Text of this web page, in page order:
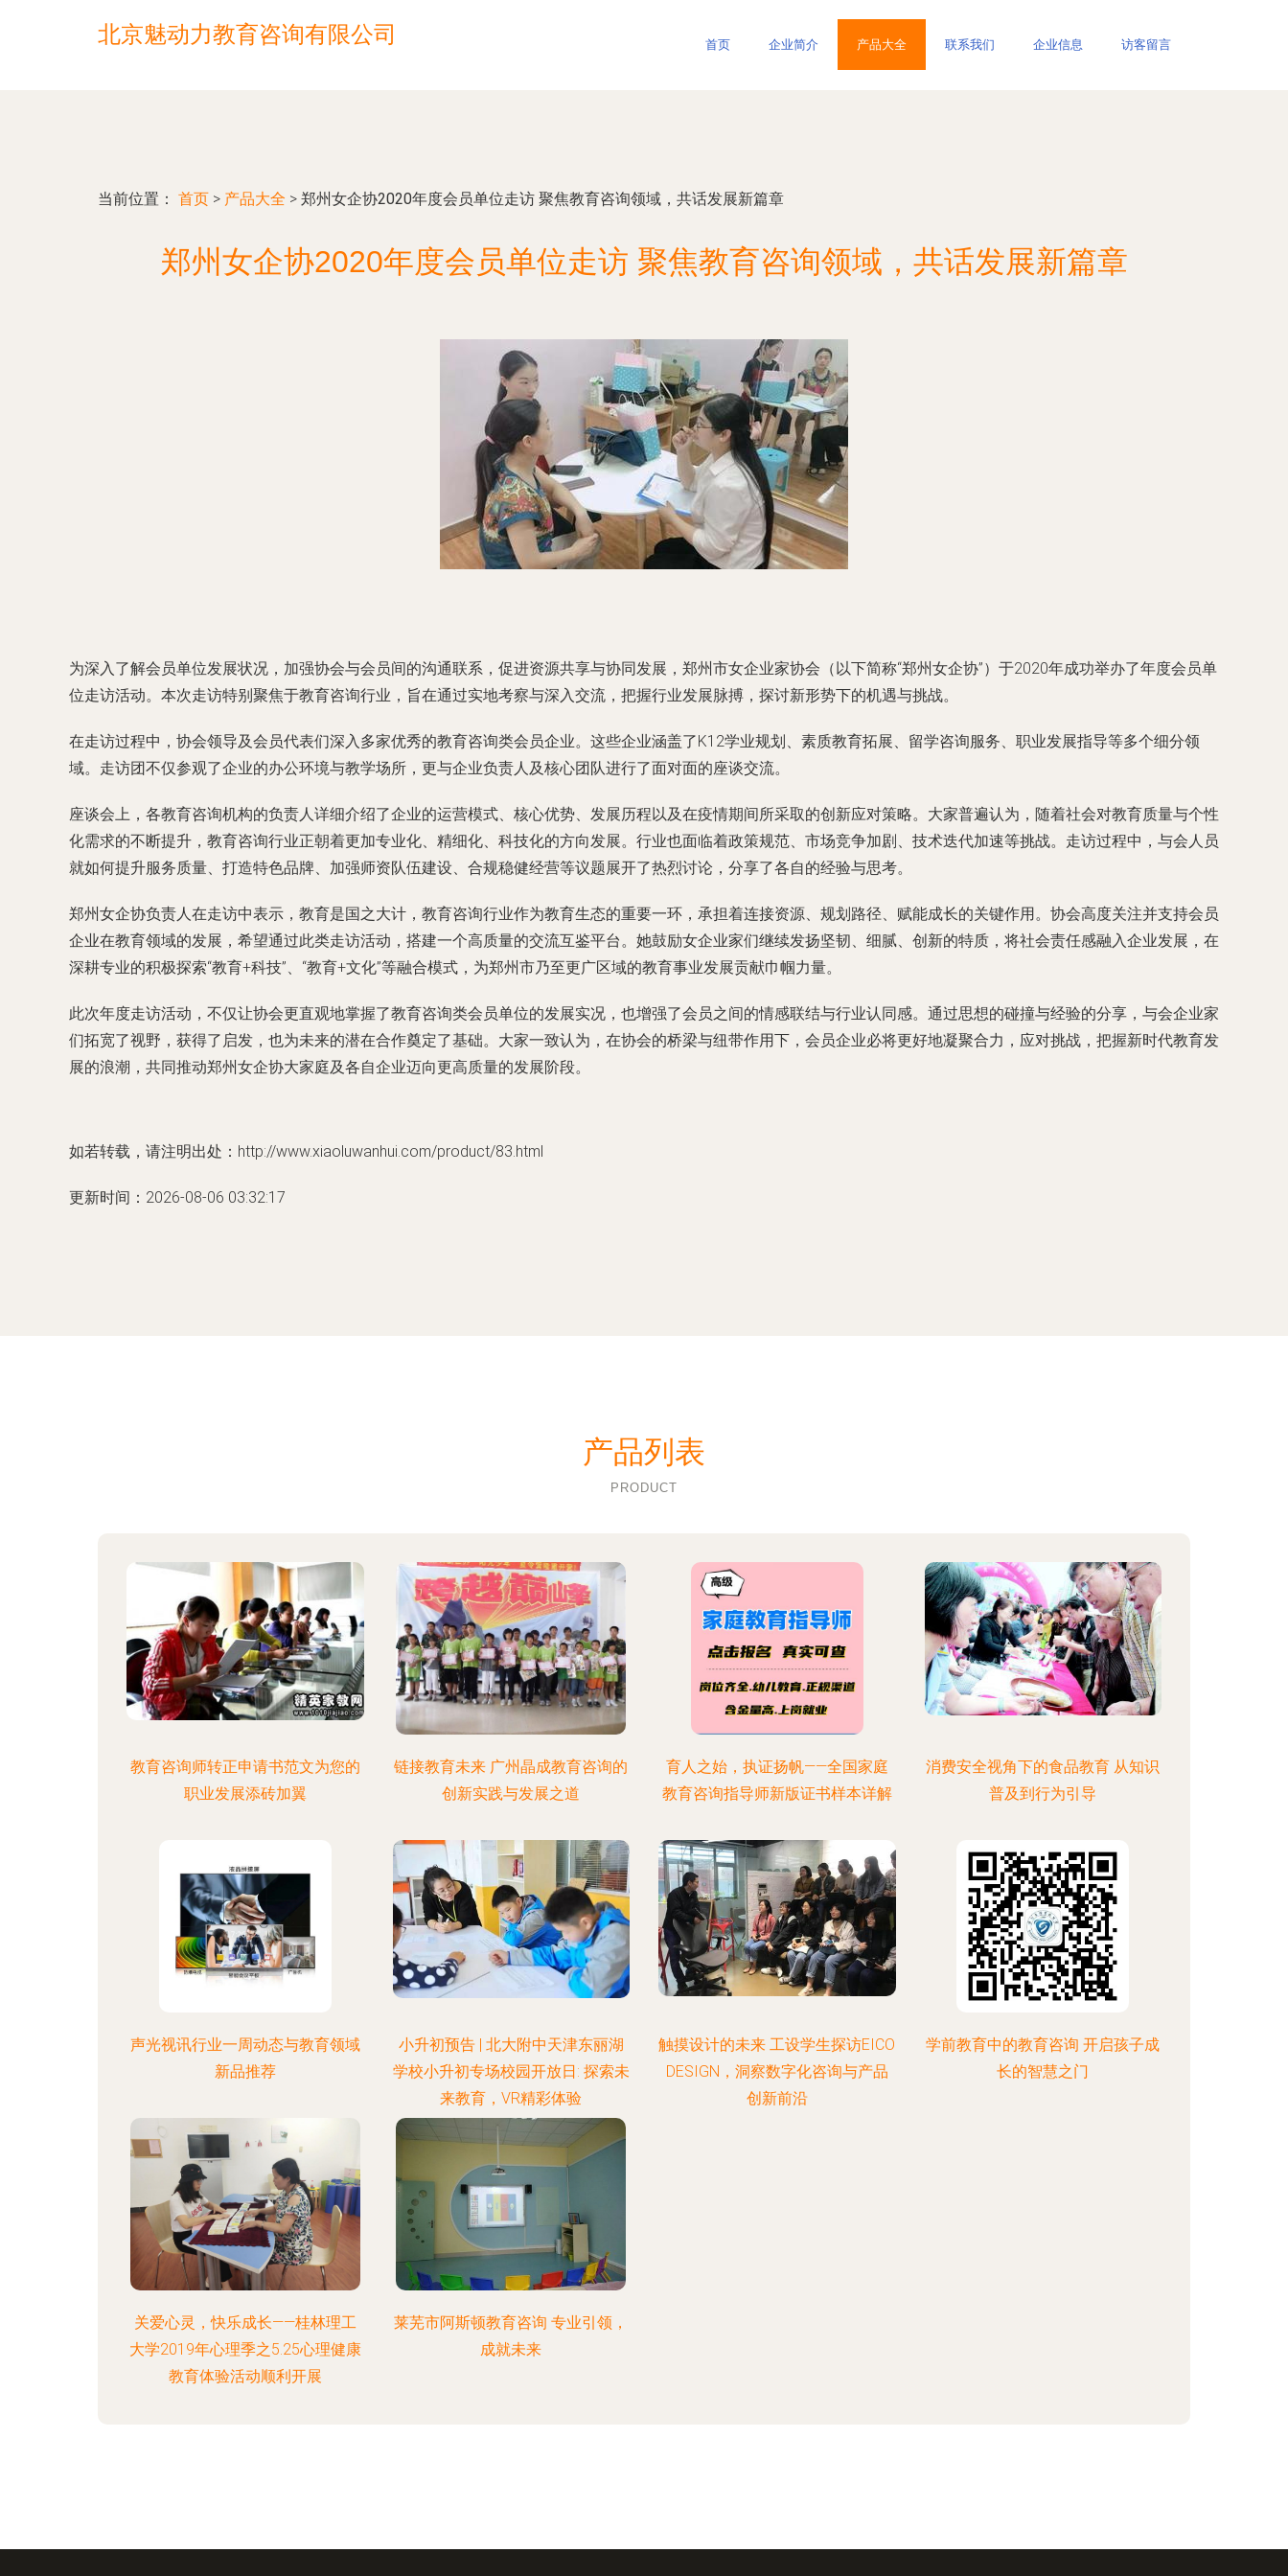
北京魅动力教育咨询有限公司 首页 企业简介 产品大全 联系我们 企业信息 访客留言
当前位置： 首页 > 产品大全 > 郑州女企协2020年度会员单位走访 聚焦教育咨询领域，共话发展新篇章
郑州女企协2020年度会员单位走访 聚焦教育咨询领域，共话发展新篇章
为深入了解会员单位发展状况，加强协会与会员间的沟通联系，促进资源共享与协同发展，郑州市女企业家协会（以下简称“郑州女企协”）于2020年成功举办了年度会员单
位走访活动。本次走访特别聚焦于教育咨询行业，旨在通过实地考察与深入交流，把握行业发展脉搏，探讨新形势下的机遇与挑战。
在走访过程中，协会领导及会员代表们深入多家优秀的教育咨询类会员企业。这些企业涵盖了K12学业规划、素质教育拓展、留学咨询服务、职业发展指导等多个细分领
域。走访团不仅参观了企业的办公环境与教学场所，更与企业负责人及核心团队进行了面对面的座谈交流。
座谈会上，各教育咨询机构的负责人详细介绍了企业的运营模式、核心优势、发展历程以及在疫情期间所采取的创新应对策略。大家普遍认为，随着社会对教育质量与个性
化需求的不断提升，教育咨询行业正朝着更加专业化、精细化、科技化的方向发展。行业也面临着政策规范、市场竞争加剧、技术迭代加速等挑战。走访过程中，与会人员
就如何提升服务质量、打造特色品牌、加强师资队伍建设、合规稳健经营等议题展开了热烈讨论，分享了各自的经验与思考。
郑州女企协负责人在走访中表示，教育是国之大计，教育咨询行业作为教育生态的重要一环，承担着连接资源、规划路径、赋能成长的关键作用。协会高度关注并支持会员
企业在教育领域的发展，希望通过此类走访活动，搭建一个高质量的交流互鉴平台。她鼓励女企业家们继续发扬坚韧、细腻、创新的特质，将社会责任感融入企业发展，在
深耕专业的积极探索“教育+科技”、“教育+文化”等融合模式，为郑州市乃至更广区域的教育事业发展贡献巾帼力量。
此次年度走访活动，不仅让协会更直观地掌握了教育咨询类会员单位的发展实况，也增强了会员之间的情感联结与行业认同感。通过思想的碰撞与经验的分享，与会企业家
们拓宽了视野，获得了启发，也为未来的潜在合作奠定了基础。大家一致认为，在协会的桥梁与纽带作用下，会员企业必将更好地凝聚合力，应对挑战，把握新时代教育发
展的浪潮，共同推动郑州女企协大家庭及各自企业迈向更高质量的发展阶段。
如若转载，请注明出处：http://www.xiaoluwanhui.com/product/83.html
更新时间：2026-08-06 03:32:17
产品列表
PRODUCT
教育咨询师转正申请书范文为您的
职业发展添砖加翼
链接教育未来 广州晶成教育咨询的
创新实践与发展之道
育人之始，执证扬帆——全国家庭
教育咨询指导师新版证书样本详解
消费安全视角下的食品教育 从知识
普及到行为引导
声光视讯行业一周动态与教育领域
新品推荐
小升初预告 | 北大附中天津东丽湖
学校小升初专场校园开放日: 探索未
来教育，VR精彩体验
触摸设计的未来 工设学生探访EICO
DESIGN，洞察数字化咨询与产品
创新前沿
学前教育中的教育咨询 开启孩子成
长的智慧之门
关爱心灵，快乐成长——桂林理工
大学2019年心理季之5.25心理健康
教育体验活动顺利开展
莱芜市阿斯顿教育咨询 专业引领，
成就未来